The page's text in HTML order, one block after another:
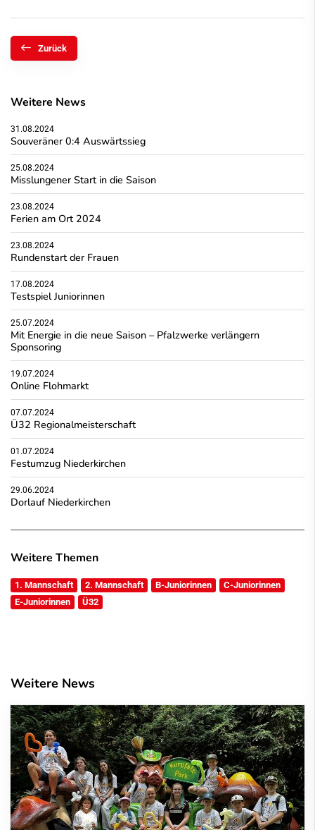
Zurück
Weitere News
31.08.2024
Souveräner 0:4 Auswärtssieg
25.08.2024
Misslungener Start in die Saison
23.08.2024
Ferien am Ort 2024
23.08.2024
Rundenstart der Frauen
17.08.2024
Testspiel Juniorinnen
25.07.2024
Mit Energie in die neue Saison – Pfalzwerke verlängern
Sponsoring
19.07.2024
Online Flohmarkt
07.07.2024
Ü32 Regionalmeisterschaft
01.07.2024
Festumzug Niederkirchen
29.06.2024
Dorlauf Niederkirchen
Weitere Themen
1. Mannschaft 2. Mannschaft B-Juniorinnen
C-Juniorinnen
E-Juniorinnen
Ü32
Weitere News